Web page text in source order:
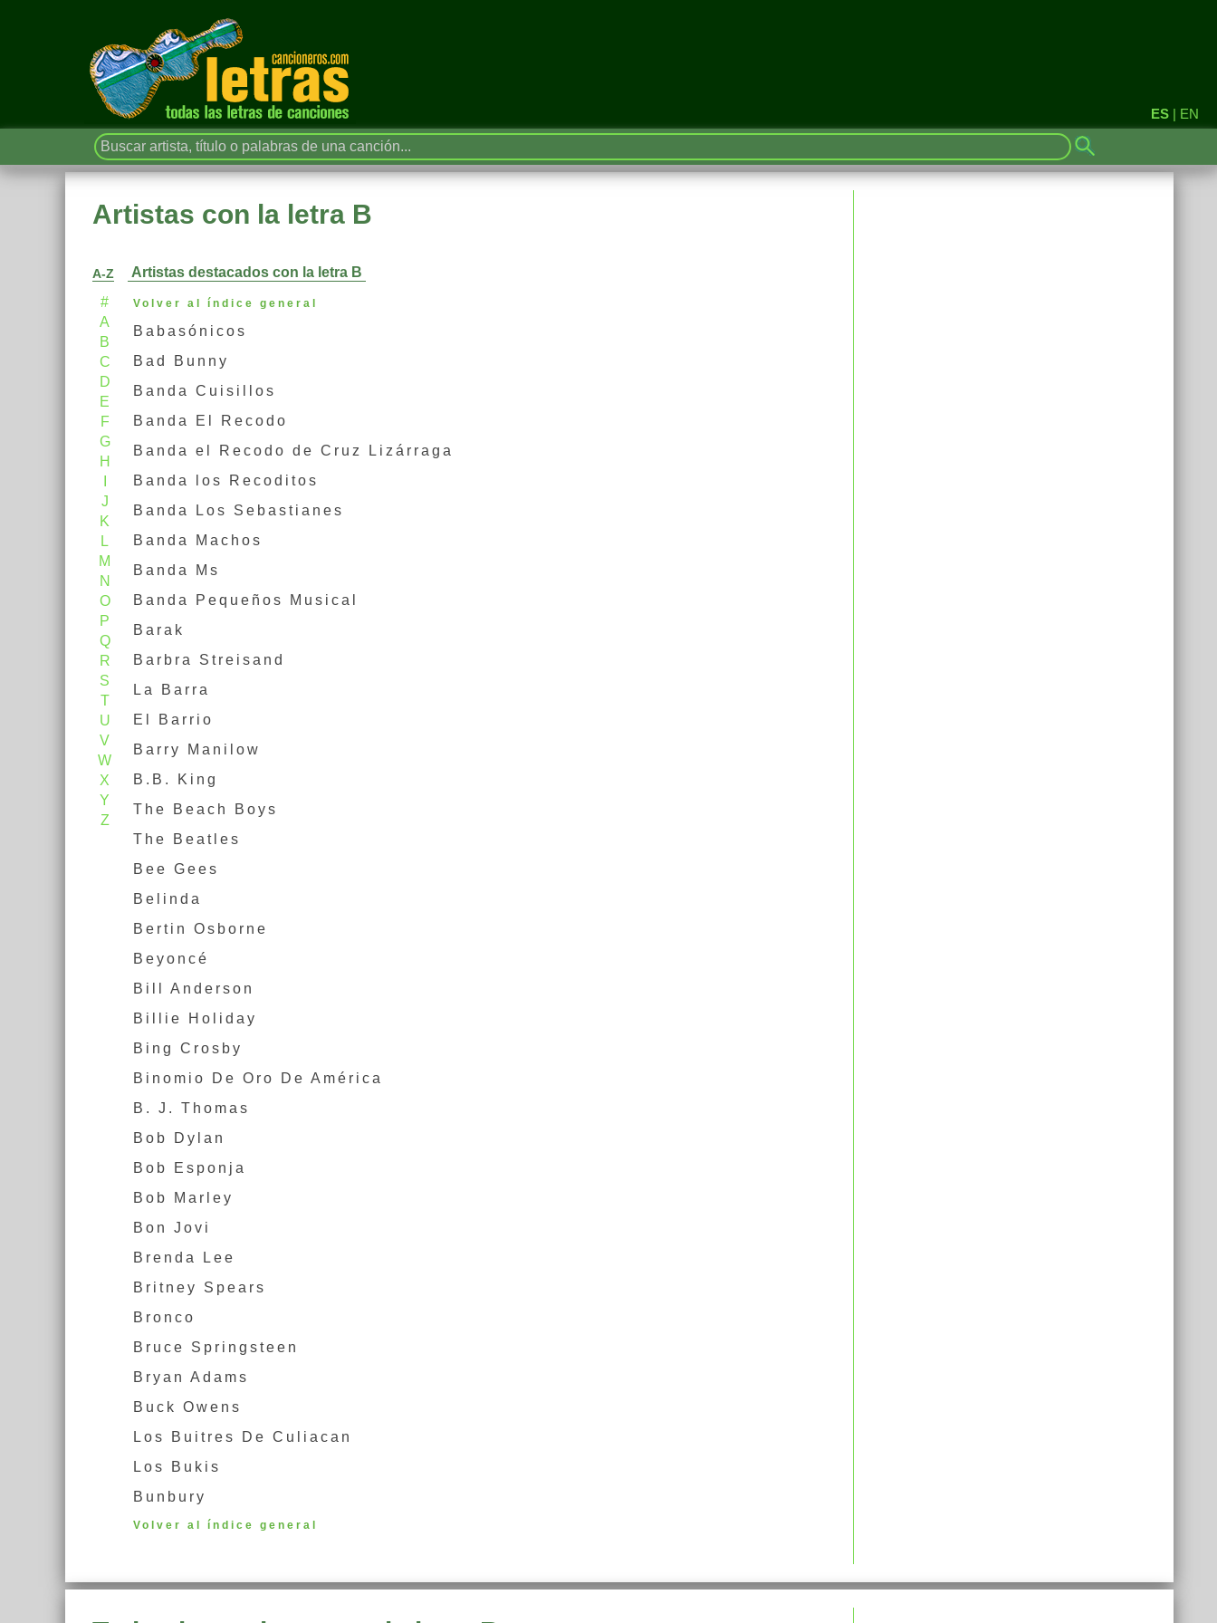
ES | EN
Artistas con la letra B
A-Z
#
A
B
C
D
E
F
G
H
J
K
L
M
N
O
P
Q
R
S
T
U
V
W
X
Y
Z
Artistas destacados con la letra B
Volver al índice general
Babasónicos
Bad Bunny
Banda Cuisillos
Banda El Recodo
Banda el Recodo de Cruz Lizárraga
Banda los Recoditos
Banda Los Sebastianes
Banda Machos
Banda Ms
Banda Pequeños Musical
Barak
Barbra Streisand
La Barra
El Barrio
Barry Manilow
B.B. King
The Beach Boys
The Beatles
Bee Gees
Belinda
Bertin Osborne
Beyoncé
Bill Anderson
Billie Holiday
Bing Crosby
Binomio De Oro De América
B. J. Thomas
Bob Dylan
Bob Esponja
Bob Marley
Bon Jovi
Brenda Lee
Britney Spears
Bronco
Bruce Springsteen
Bryan Adams
Buck Owens
Los Buitres De Culiacan
Los Bukis
Bunbury
Volver al índice general